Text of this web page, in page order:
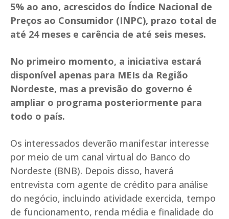
5% ao ano, acrescidos do Índice Nacional de
Preços ao Consumidor (INPC), prazo total de
até 24 meses e carência de até seis meses.
No primeiro momento, a iniciativa estará
disponível apenas para MEIs da Região
Nordeste, mas a previsão do governo é
ampliar o programa posteriormente para
todo o país.
Os interessados deverão manifestar interesse
por meio de um canal virtual do Banco do
Nordeste (BNB). Depois disso, haverá
entrevista com agente de crédito para análise
do negócio, incluindo atividade exercida, tempo
de funcionamento, renda média e finalidade do